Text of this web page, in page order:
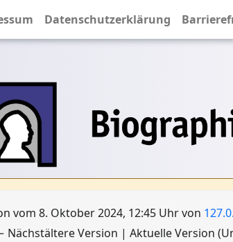
Datenschutzerklärung
vom 8. Oktober 2024, 12:45 Uhr von
Nächstältere Version | Aktuelle Version